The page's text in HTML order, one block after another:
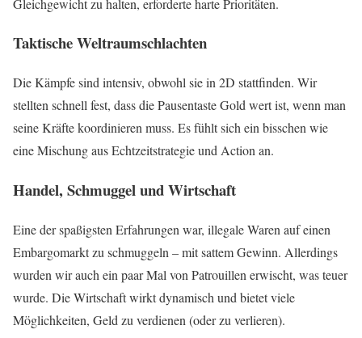
Gleichgewicht zu halten, erforderte harte Prioritäten.
Taktische Weltraumschlachten
Die Kämpfe sind intensiv, obwohl sie in 2D stattfinden. Wir
stellten schnell fest, dass die Pausentaste Gold wert ist, wenn man
seine Kräfte koordinieren muss. Es fühlt sich ein bisschen wie
eine Mischung aus Echtzeitstrategie und Action an.
Handel, Schmuggel und Wirtschaft
Eine der spaßigsten Erfahrungen war, illegale Waren auf einen
Embargomarkt zu schmuggeln – mit sattem Gewinn. Allerdings
wurden wir auch ein paar Mal von Patrouillen erwischt, was teuer
wurde. Die Wirtschaft wirkt dynamisch und bietet viele
Möglichkeiten, Geld zu verdienen (oder zu verlieren).